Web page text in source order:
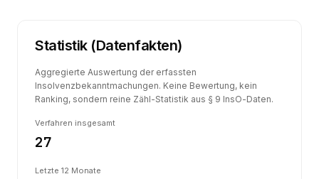
Statistik (Datenfakten)
Aggregierte Auswertung der erfassten
Insolvenzbekanntmachungen. Keine Bewertung, kein
Ranking, sondern reine Zähl-Statistik aus § 9 InsO-Daten.
Verfahren insgesamt
27
Letzte 12 Monate